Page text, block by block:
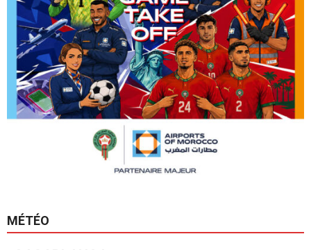
MÉTÉO